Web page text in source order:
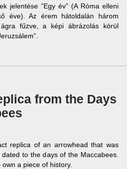
jelentése ”Egy év” (A Róma elleni
éve). Az érem hátoldalán három
fűzve, a képi ábrázolás körül
from the Days
replica of an arrowhead that was
to the days of the Maccabees.
a piece of history.